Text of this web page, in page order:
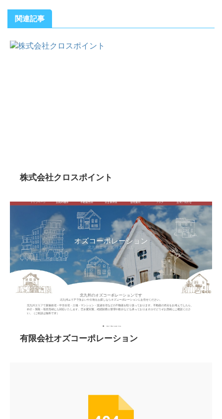
関連記事
株式会社クロスポイント
有限会社オズコーポレーション